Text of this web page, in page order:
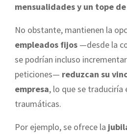
mensualidades y un tope
No obstante, mantienen la
empleados fijos —desde la
se podrían incluso
peticiones— reduzcan su
empresa, lo que se traduciría
traumáticas.
Por ejemplo, se ofrece la